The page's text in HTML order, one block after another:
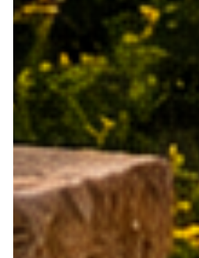
Samedi
05
Samedi
12
Dimanche
06
Dimanche
13
Lundi
07 14
Samedi
12
Samedi